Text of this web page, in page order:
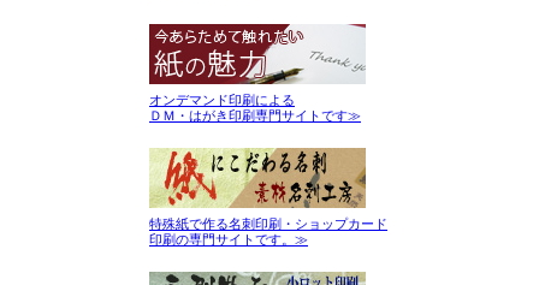
オンデマンド印刷による
ＤＭ・はがき印刷専門サイトです≫
特殊紙で作る名刺印刷・ショップカード
印刷の専門サイトです。≫